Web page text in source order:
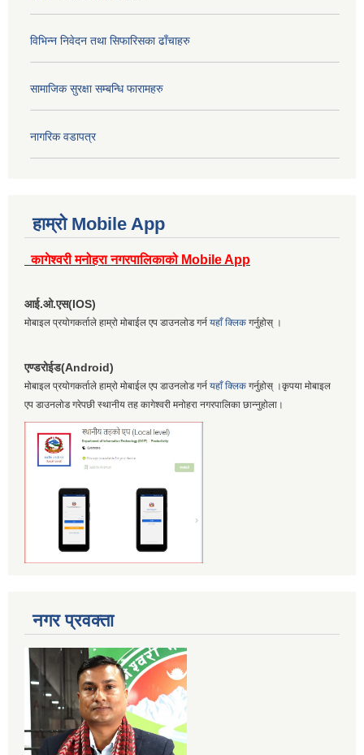
विभिन्न निवेदन तथा सिफारिसका ढाँचाहरु
सामाजिक सुरक्षा सम्बन्धि फारामहरु
नागरिक वडापत्र
हाम्रो Mobile App
कागेश्वरी मनोहरा नगरपालिकाको Mobile App
आई.ओ.एस(IOS)
मोबाइल प्रयोगकर्ताले हाम्रो मोबाईल एप डाउनलोड गर्न यहाँ क्लिक गर्नुहोस् ।
एण्डरोईड(Android)
मोबाइल प्रयोगकर्ताले हाम्रो मोबाईल एप डाउनलोड गर्न यहाँ क्लिक गर्नुहोस् ।कृपया मोबाइल
एप डाउनलोड गरेपछी स्थानीय तह कागेश्वरी मनोहरा नगरपालिका छान्नुहोला।
नगर प्रवक्ता